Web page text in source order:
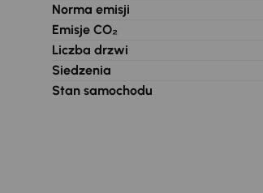
Norma emisji
Emisje CO₂
Liczba drzwi
Siedzenia
Stan samochodu